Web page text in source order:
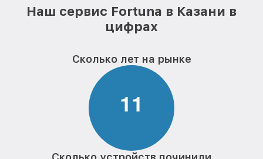
Наш сервис Fortuna в Казани в
цифрах
Сколько лет на рынке
11